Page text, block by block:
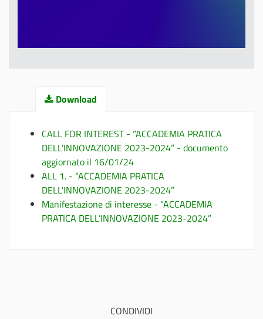
Download
CALL FOR INTEREST - “ACCADEMIA PRATICA
DELL’INNOVAZIONE 2023-2024” - documento
aggiornato il 16/01/24
ALL 1. - “ACCADEMIA PRATICA
DELL’INNOVAZIONE 2023-2024”
Manifestazione di interesse - “ACCADEMIA
PRATICA DELL’INNOVAZIONE 2023-2024”
CONDIVIDI